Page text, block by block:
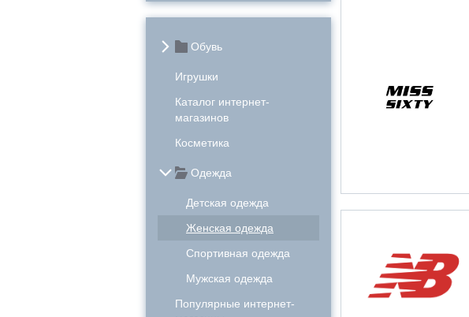
Обувь
Игрушки
Каталог интернет-
магазинов
Косметика
Одежда
Детская одежда
Женская одежда
Спортивная одежда
Мужская одежда
Популярные интернет-